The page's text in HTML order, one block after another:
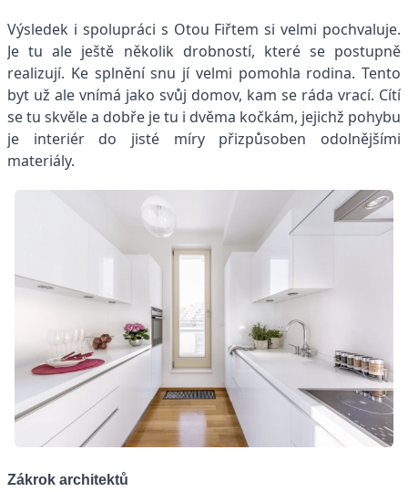
Výsledek i spolupráci s Otou Fiřtem si velmi pochvaluje.
Je tu ale ještě několik drobností, které se postupně
realizují. Ke splnění snu jí velmi pomohla rodina. Tento
byt už ale vnímá jako svůj domov, kam se ráda vrací. Cítí
se tu skvěle a dobře je tu i dvěma kočkám, jejichž pohybu
je interiér do jisté míry přizpůsoben odolnějšími
materiály.
Zákrok architektů